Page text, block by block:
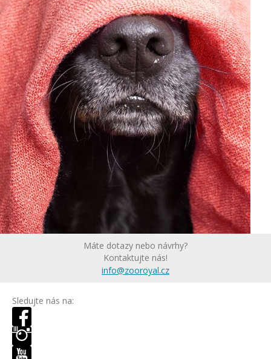
Máte dotazy nebo návrhy?
Kontaktujte nás!
info@zooroyal.cz
Sledujte nás na: